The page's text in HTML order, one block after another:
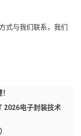
式与我们联系，我们
2026电子封装技术